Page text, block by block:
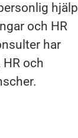
hjälp
och HR
har
och